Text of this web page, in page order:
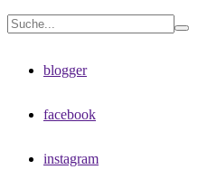
blogger
facebook
instagram